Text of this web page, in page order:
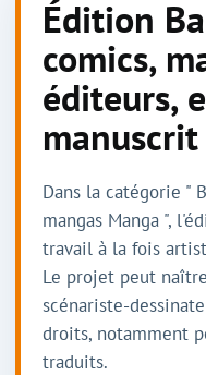
Édition
comics,
éditeurs,
manuscrit
Dans la catégorie "
mangas Manga ",
travail à la fois
Le projet peut
scénariste-
droits, notamment
traduits.